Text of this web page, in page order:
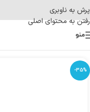
پرش به ناوبری
رفتن به محتوای اصلی
منو
-35%